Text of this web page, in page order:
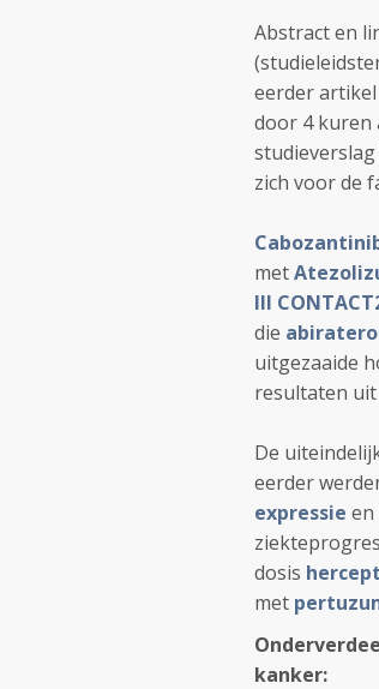
Abstract en
eerder
door 4 kuren
zich voor de
met
III
die
uitgezaaide
resultaten
De
eerder
expressie en
dosis
met
kanker: